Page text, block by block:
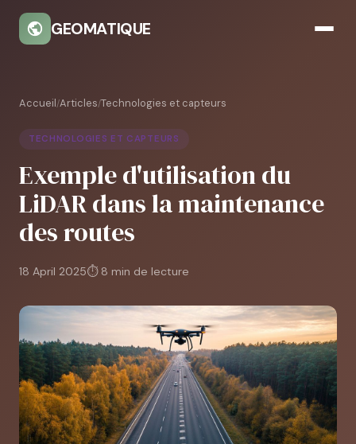
GEOMATIQUE
Accueil/Articles/Technologies et capteurs
TECHNOLOGIES ET CAPTEURS
Exemple d'utilisation du
LiDAR dans la maintenance
des routes
18 April 2025⏱ 8 min de lecture